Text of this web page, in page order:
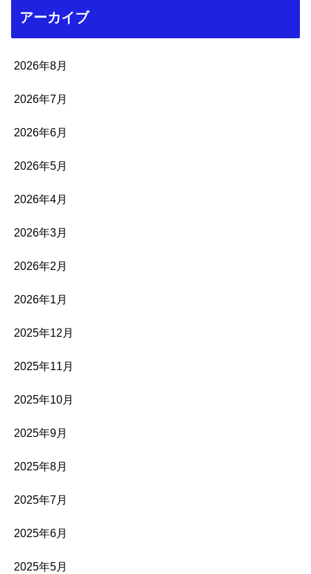
アーカイブ
2026年8月
2026年7月
2026年6月
2026年5月
2026年4月
2026年3月
2026年2月
2026年1月
2025年12月
2025年11月
2025年10月
2025年9月
2025年8月
2025年7月
2025年6月
2025年5月